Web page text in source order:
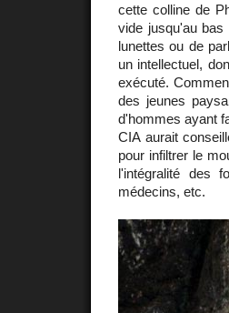
cette colline de
vide jusqu'au
lunettes ou de
un intellectuel,
exécuté.
des jeunes
d'hommes ayant
CIA aurait
pour infiltrer le
l'intégralité des
médecins, etc.